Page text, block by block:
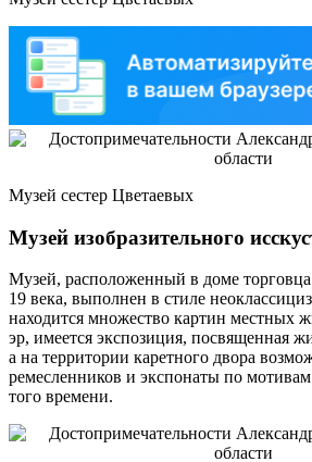
Музей сестер Цветаевых
Музей изобразительного
Музей, расположенный в доме
19 века, выполнен в стиле
находится множество картин местных
эр, имеется экспозиция, посвященная
а на территории каретного двора
ремесленников и экспонаты по
того времени.